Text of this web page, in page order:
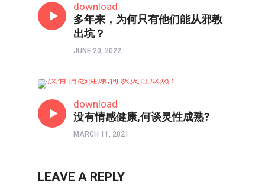
download
多年来，为何只有他们能从邪教
出坑？
JUNE 20, 2022
download
没有情感健康,何谈灵性成熟?
MARCH 11, 2021
LEAVE A REPLY